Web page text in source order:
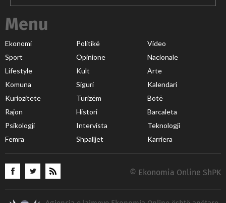
Menu
Ekonomi Politikë
Video
Sport
Opinione
Nacionale
Lifestyle
Kult
Arte
Komuna
Siguri
Kalendari
Kuriozitete
Turizëm
Botë
Rajon
Histori
Barcaleta
Psikologji
Intervista
Teknologji
Femra
Shpalljet Karriera
© Ekonomia Online ShPK